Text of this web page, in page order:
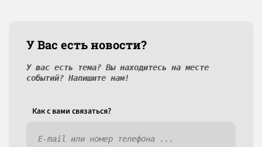
У Вас есть новости?
У вас есть тема? Вы находитесь на месте
событий? Напишите нам!
Как c вами связаться?